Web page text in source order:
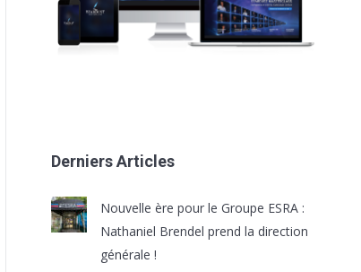
Derniers Articles
Nouvelle ère pour le Groupe ESRA :
Nathaniel Brendel prend la direction
générale !